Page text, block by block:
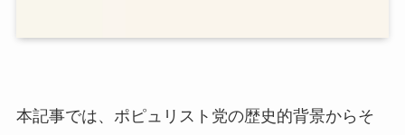
本記事では、ポピュリスト党の歴史的背景からそ